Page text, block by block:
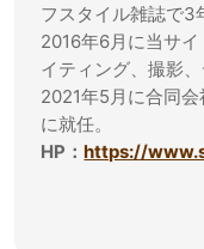
フスタイル雑誌で3
2016年6月に当サ
イティング、撮影
2021年5月に合同
に就任。
HP：https://